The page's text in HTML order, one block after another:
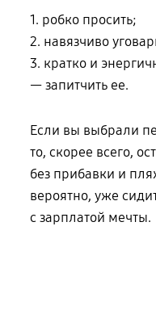
1. робко просить;
2. навязчиво
3. кратко и
— запитчить ее.
Если вы выбрали
то, скорее всего,
без прибавки и
вероятно, уже
с зарплатой мечты.